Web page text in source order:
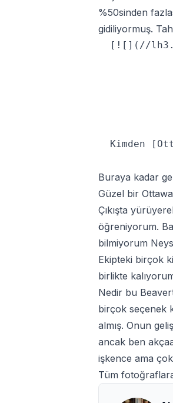
%50sinden
gidiliyormuş.
[![](//
Kimden
Buraya kadar
Güzel bir
Çıkışta
öğreniyorum.
bilmiyorum
Ekipteki birçok
birlikte
Nedir bu
birçok seçenek
almış. Onun
ancak ben
işkence ama
Tüm